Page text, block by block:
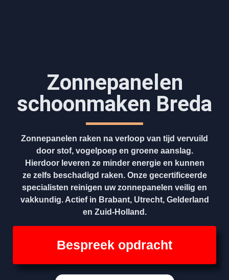
Zonnepanelen
schoonmaken Breda
Zonnepanelen raken na verloop van tijd vervuild
door stof, vogelpoep en groene aanslag.
Hierdoor leveren ze minder energie en kunnen
ze zelfs beschadigd raken. Onze gecertificeerde
specialisten reinigen uw zonnepanelen veilig en
vakkundig. Actief in Brabant, Utrecht, Gelderland
en Zuid-Holland.
Bespreek opdracht